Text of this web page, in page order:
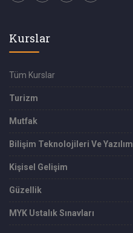
Kurslar
Tüm Kurslar
Turizm
Mutfak
Bilişim Teknolojileri Ve Yazılım
Kişisel Gelişim
Güzellik
MYK Ustalık Sınavları